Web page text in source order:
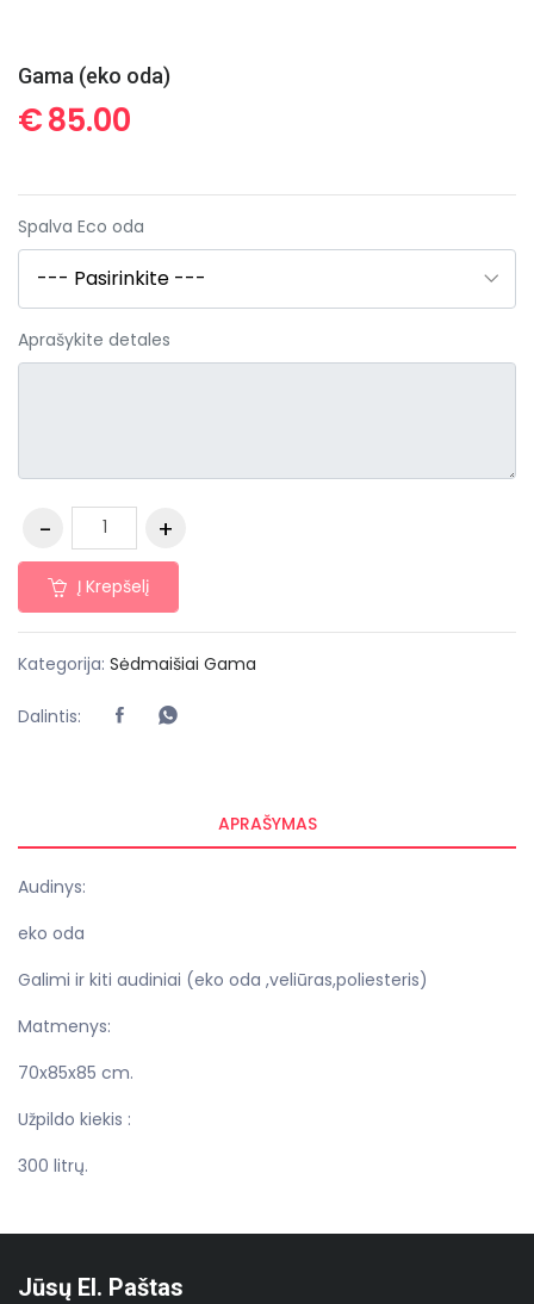
Gama (eko oda)
€85.00
Spalva Eco oda
Aprašykite detales
Į Krepšelį
Kategorija: Sėdmaišiai Gama
Dalintis:
APRAŠYMAS
Audinys:
eko oda
Galimi ir kiti audiniai (eko oda ,veliūras,poliesteris)
Matmenys:
70x85x85 cm.
Užpildo kiekis :
300 litrų.
Jūsų El. Paštas